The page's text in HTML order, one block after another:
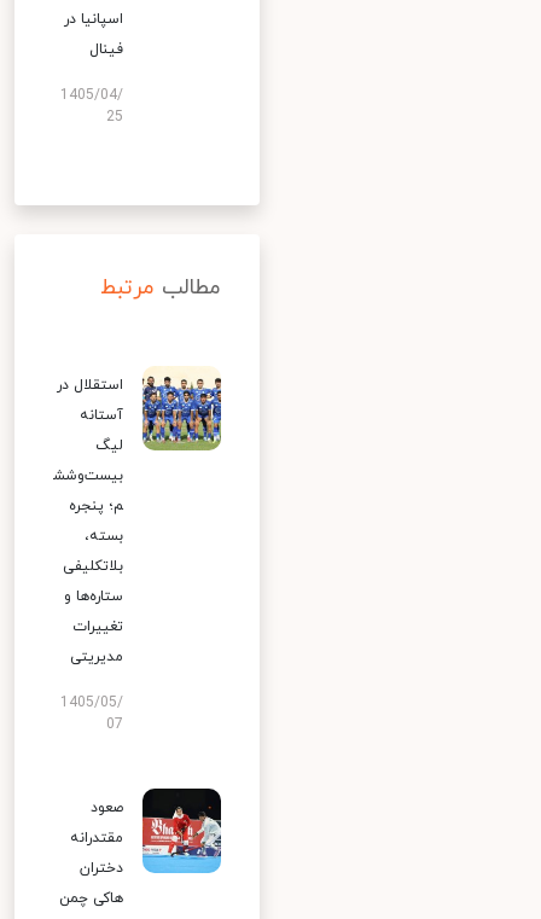
اسپانیا در
فینال
1405/04/
25
مطالب مرتبط
استقلال در
آستانه
لیگ
بیست‌وشش
م؛ پنجره
بسته،
بلاتکلیفی
ستاره‌ها و
تغییرات
مدیریتی
1405/05/
07
صعود
مقتدرانه
دختران
هاکی چمن